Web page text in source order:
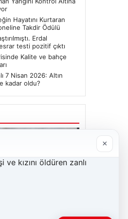
Hayatını Kurtaran
Takdir Ödülü
Erdal
testi pozitif çıktı
Kalite ve bahçe
7 Nisan 2026: Altın
kadar oldu?
×